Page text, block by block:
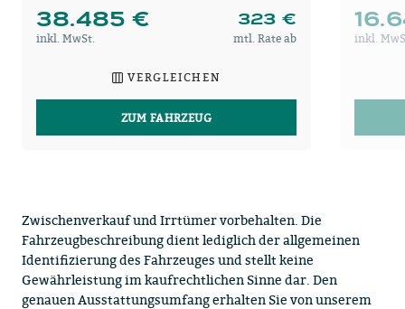
38.485 € 323 €
inkl. MwSt. mtl. Rate ab
VERGLEICHEN
ZUM FAHRZEUG
inkl.
Zwischenverkauf und Irrtümer vorbehalten. Die
Fahrzeugbeschreibung dient lediglich der allgemeinen
Identifizierung des Fahrzeuges und stellt keine
Gewährleistung im kaufrechtlichen Sinne dar. Den
genauen Ausstattungsumfang erhalten Sie von unserem